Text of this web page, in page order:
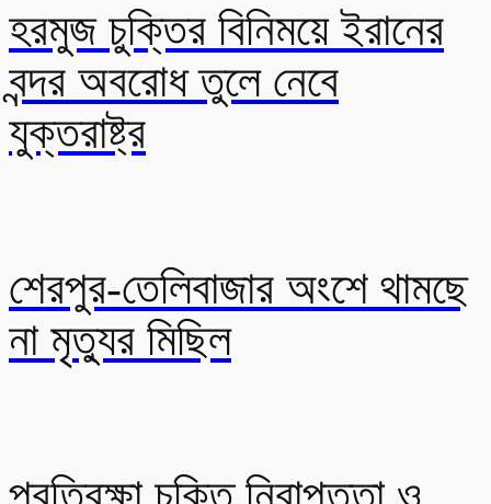
হরমুজ চুক্তির বিনিময়ে ইরানের
বন্দর অবরোধ তুলে নেবে
যুক্তরাষ্ট্র
শেরপুর-তেলিবাজার অংশে থামছে
না মৃত্যুর মিছিল